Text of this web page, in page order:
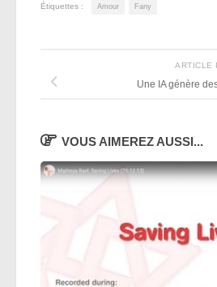
Étiquettes : Amour Fany
ARTICLE
Une IA génère
VOUS AIMEREZ AUSSI...